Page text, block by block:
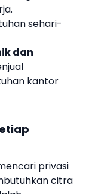
sehari-
dan
kantor
privasi
citra